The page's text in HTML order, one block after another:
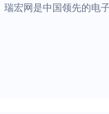
瑞宏网是中国领先的电